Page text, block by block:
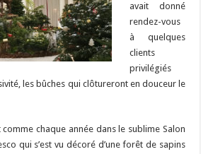
avait donné
rendez-vous
à quelques
clients
privilégiés
les bûches qui clôtureront en douceur le
comme chaque année dans le sublime Salon
qui s’est vu décoré d’une forêt de sapins